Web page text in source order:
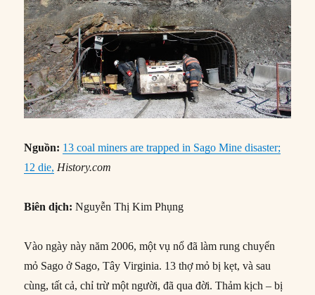
Nguồn: 13 coal miners are trapped in Sago Mine disaster;
12 die, History.com
Biên dịch: Nguyễn Thị Kim Phụng
Vào ngày này năm 2006, một vụ nổ đã làm rung chuyển
mỏ Sago ở Sago, Tây Virginia. 13 thợ mỏ bị kẹt, và sau
cùng, tất cả, chỉ trừ một người, đã qua đời. Thảm kịch – bị